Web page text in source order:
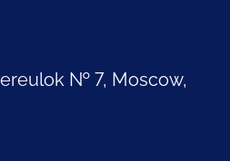
№ 7, Moscow,